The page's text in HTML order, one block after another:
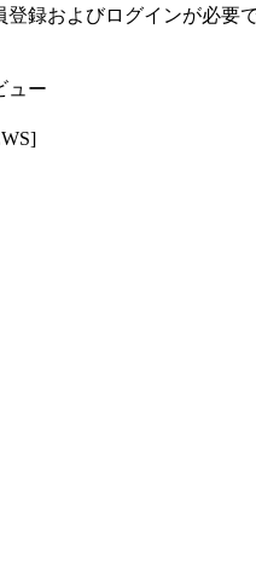
登録およびログインが必要
ュー